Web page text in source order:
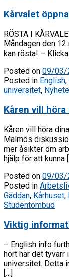
Kårvalet
RÖSTA I
Måndagen den
kan rösta! –
Posted on 09/03/
Posted in English,
universitet,
Kåren vill
Kåren vill höra
Malmös
mer åsikter om
hjälp för att kunna
Posted on 09/03/
Posted in
Gäddan, Kårhuset,
Studentombud
Viktig
– English info
hört har det
universitet. Detta
[…]